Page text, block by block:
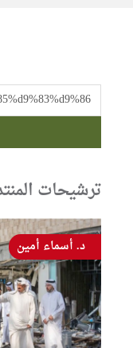
ترشيحات
د. أسماء أمين